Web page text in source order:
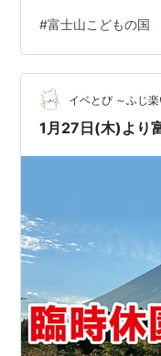
少しは低いかも。
期待をして、東名を
今日は水の国を満喫
び上がるほど冷たい
作り筏で冒険の旅へ
#富士山こどもの国
イベとぴ ～ふじ
1月27日(木)より